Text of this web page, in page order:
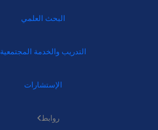
البحث العلمي
التدريب والخدمة المجتمعية
الإستشارات
روابط